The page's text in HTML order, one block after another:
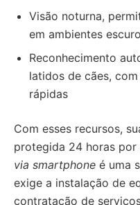
Visão noturna,
em ambientes
Reconhecimento
latidos de cães,
rápidas
Com esses recursos,
protegida 24 horas por
via smartphone é uma
exige a instalação de
contratação de